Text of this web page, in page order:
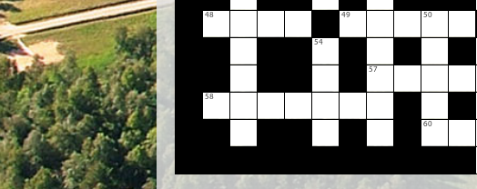
48 49 50
54
57
58
60